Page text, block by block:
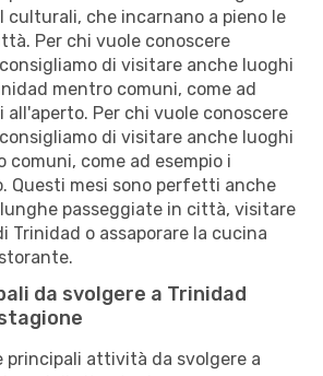
culturali, che incarnano a pieno le
Per chi vuole conoscere
di visitare anche luoghi
mentro comuni, come ad
all'aperto. Per chi vuole conoscere
di visitare anche luoghi
comuni, come ad esempio i
Questi mesi sono perfetti anche
passeggiate in città, visitare
Trinidad o assaporare la cucina
da svolgere a Trinidad
principali attività da svolgere a